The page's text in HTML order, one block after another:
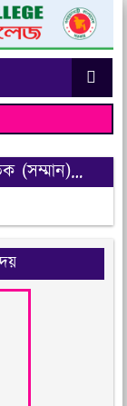
(সম্মান)…